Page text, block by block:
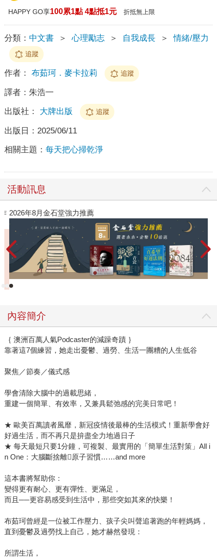
HAPPY GO享100累1點 4點抵1元 折抵無上限
分類： 中文書 ＞ 心理勵志 ＞ 自我成長 ＞ 情緒/壓力
追蹤
作者： 布茹珂．麥卡拉莉 追蹤
譯者： 朱浩一
出版社： 大牌出版 追蹤
出版日： 2025/06/11
相關主題： 每天把心掃乾淨
活動訊息
閱讀漫遊錄-2026上半年暢銷榜
內容簡介
｛ 澳洲百萬人氣Podcaster的減躁奇蹟 ｝
靠著這7個練習，她走出憂鬱、過勞、生活一團糟的人生低谷
聚焦／節奏／儀式感
學會清除大腦中的過載思緒，
重建一個簡單、有效率，又兼具鬆弛感的完美日常吧！
★ 歐美百萬讀者風靡，新冠疫情後最棒的生活模式！重新學會好
好過生活，而不再只是拚盡全力地過日子
★ 每天最短只要1分鐘，可複製、最實用的「簡單生活對策」All i
n One：大腦斷捨離原子習慣……and more
這本書將幫助你：
變得更有耐心、更有彈性、更滿足，
而且──更容易感受到生活中，那些突如其來的快樂！
布茹珂曾經是一位被工作壓力、孩子尖叫聲追著跑的年輕媽媽，
直到憂鬱及過勞找上自己，她才赫然發現：
所謂生活，